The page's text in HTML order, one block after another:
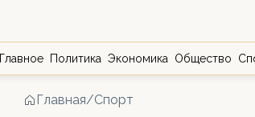
Главное Политика Экономика Общество
Главная/Спорт